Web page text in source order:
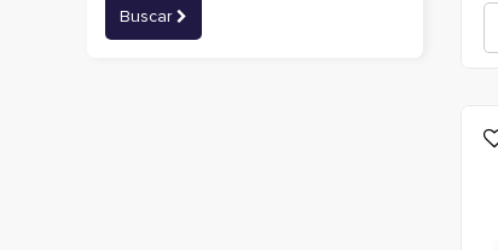
Buscar